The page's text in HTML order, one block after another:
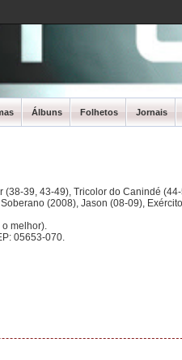
Álbuns Folhetos Jornais
39, 43-49), Tricolor do Canindé
(2008), Jason (08-09),
o melhor).
05653-070.